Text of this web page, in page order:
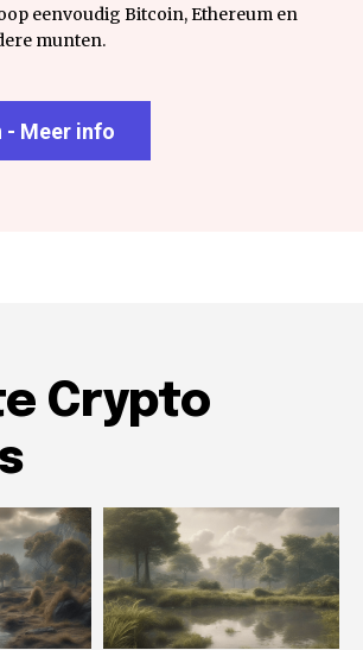
eenvoudig Bitcoin, Ethereum en
munten.
- Meer info
Crypto